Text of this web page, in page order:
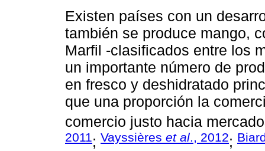
Existen países con un
también se produce mango,
Marfil -clasificados entre los
un importante número de
en fresco y deshidratado
que una proporción la
comercio justo hacia
2011; Vayssières et al., 2012;